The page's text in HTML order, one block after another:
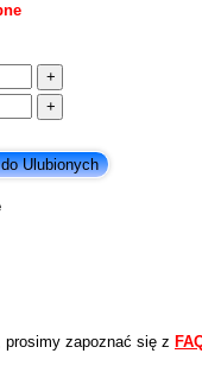
prosimy zapoznać się z